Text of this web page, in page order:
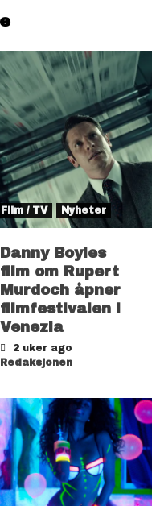
Film / TV Nyheter
Danny Boyles
film om Rupert
Murdoch åpner
filmfestivalen i
Venezia
2 uker ago
Redaksjonen